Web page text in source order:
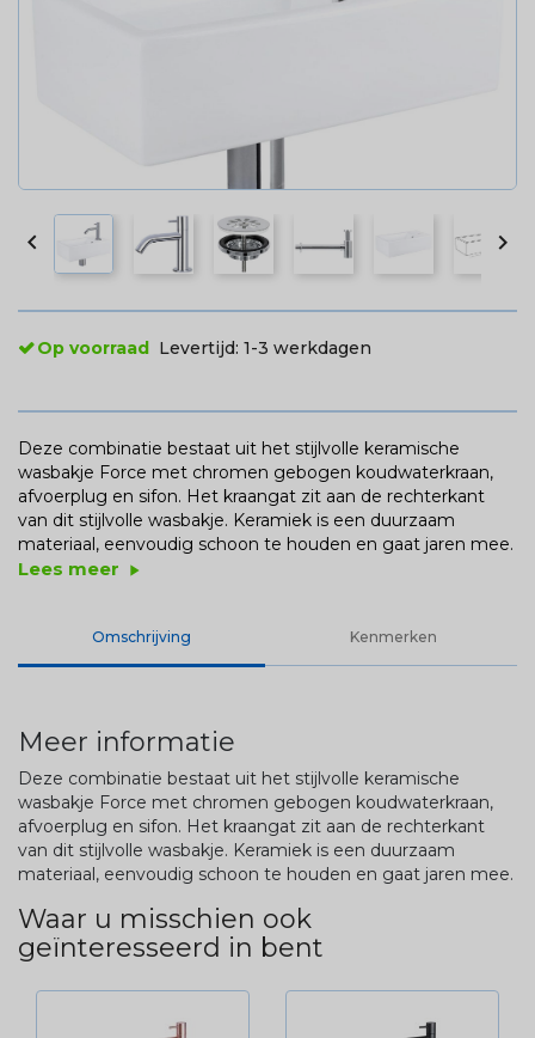
 
Op voorraad Levertijd: 1-3 werkdagen
Deze combinatie bestaat uit het stijlvolle keramische
wasbakje Force met chromen gebogen koudwaterkraan,
afvoerplug en sifon. Het kraangat zit aan de rechterkant
van dit stijlvolle wasbakje. Keramiek is een duurzaam
materiaal, eenvoudig schoon te houden en gaat jaren mee.
Lees meer play_arrow
Omschrijving Kenmerken
Meer informatie
Deze combinatie bestaat uit het stijlvolle keramische
wasbakje Force met chromen gebogen koudwaterkraan,
afvoerplug en sifon. Het kraangat zit aan de rechterkant
van dit stijlvolle wasbakje. Keramiek is een duurzaam
materiaal, eenvoudig schoon te houden en gaat jaren mee.
Waar u misschien ook
geïnteresseerd in bent